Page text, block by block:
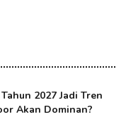
2027 Jadi Tren
Akan Dominan?